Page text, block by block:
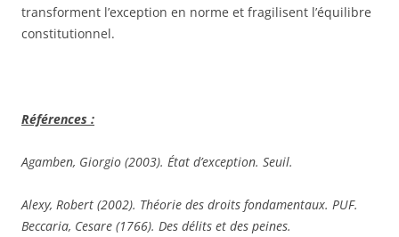
transforment l’exception en norme et fragilisent l’équilibre
constitutionnel.
Références :
Agamben, Giorgio (2003). État d’exception. Seuil.
Alexy, Robert (2002). Théorie des droits fondamentaux. PUF.
Beccaria, Cesare (1766). Des délits et des peines.